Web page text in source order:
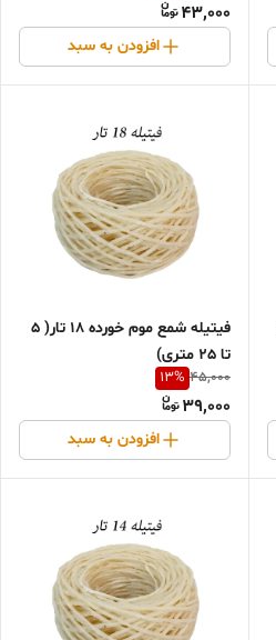
43,000
افزودن به سبد
فیتیله شمع موم خورده 18 تار( 5
تا 25 متری)
45,000
13%
39,000
افزودن به سبد